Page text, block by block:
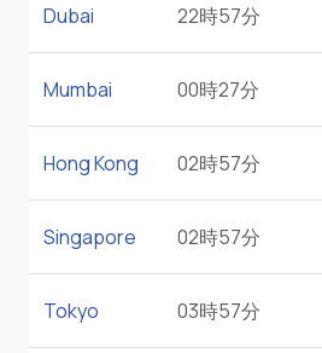
Dubai 22時57分
Mumbai 00時27分
Hong Kong 02時57分
Singapore 02時57分
Tokyo 03時57分